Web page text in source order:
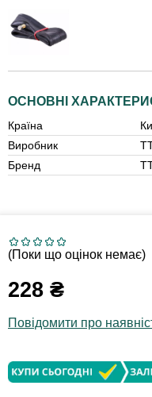
ОСНОВНІ
Країна
Виробник
Бренд
(Поки що оцінок немає)
228 ₴
Повідомити про